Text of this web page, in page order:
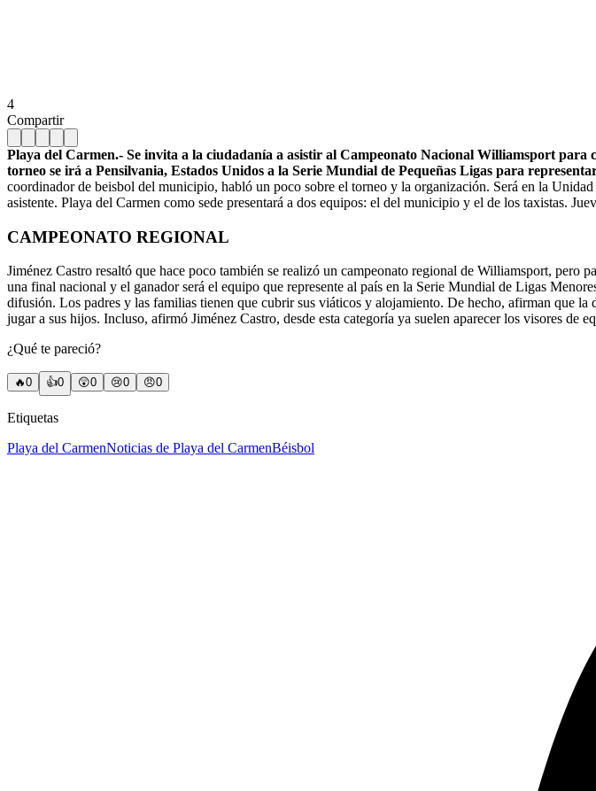
4
Compartir
Playa del Carmen.- Se invita a la ciudadanía a asistir al Campeonato Nacional Williamsport para
torneo se irá a Pensilvania, Estados Unidos a la Serie Mundial de Pequeñas Ligas para
coordinador de beisbol del municipio, habló un poco sobre el torneo y la organización. Será en la
asistente. Playa del Carmen como sede presentará a dos equipos: el del municipio y el de los taxistas.
CAMPEONATO REGIONAL
Jiménez Castro resaltó que hace poco también se realizó un campeonato regional de Williamsport, pero
una final nacional y el ganador será el equipo que represente al país en la Serie Mundial de Ligas
difusión. Los padres y las familias tienen que cubrir sus viáticos y alojamiento. De hecho, afirman que
jugar a sus hijos. Incluso, afirmó Jiménez Castro, desde esta categoría ya suelen aparecer los visores de
¿Qué te pareció?
🔥0 👍0 😲0 😢0 😠0
Etiquetas
Playa del CarmenNoticias de Playa del CarmenBéisbol